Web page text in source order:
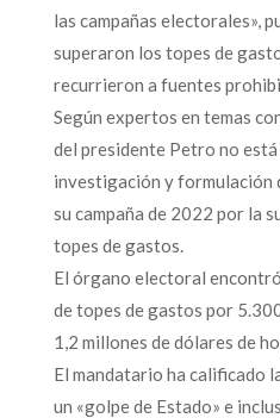
las campañas electorales»,
superaron los topes de
recurrieron a fuentes
Según expertos en temas
del presidente Petro no
investigación y formulación
su campaña de 2022 por la
topes de gastos.
El órgano electoral
de topes de gastos por
1,2 millones de dólares de
El mandatario ha calificado
un «golpe de Estado» e